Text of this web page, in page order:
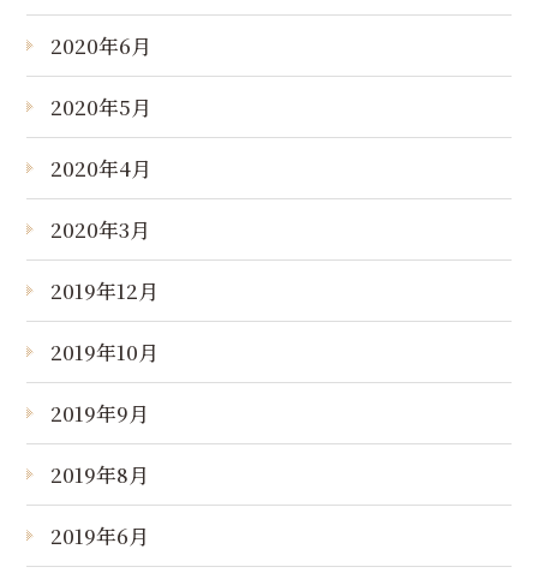
2020年6月
2020年5月
2020年4月
2020年3月
2019年12月
2019年10月
2019年9月
2019年8月
2019年6月